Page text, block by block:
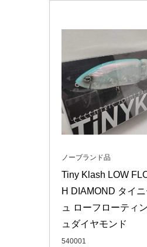
ノーブランド品
Tiny Klash LOW
H DIAMOND タイ
ュ ローフローティ
ュダイヤモンド
540001